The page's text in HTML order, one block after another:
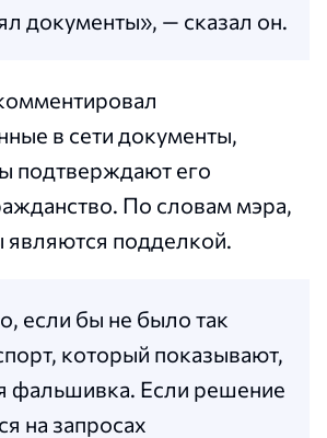
документы», — сказал он.
в сети документы,
подтверждают его
По словам мэра,
являются подделкой.
если бы не было так
который показывают,
фальшивка. Если решение
на запросах